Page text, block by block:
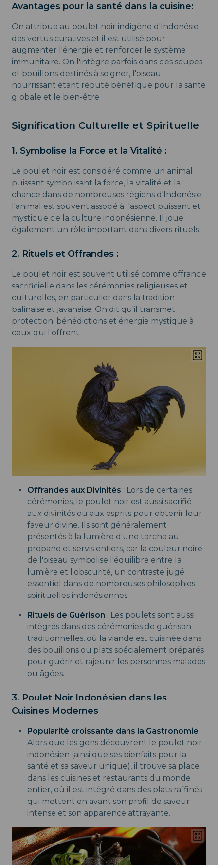
Avantages pour la santé dans la cuisine:
On attribue au poulet noir indigène d'Indonésie
des vertus curatives et il est utilisé pour
augmenter l'énergie et renforcer le système
immunitaire. On l'intègre parfois dans des soupes
et bouillons destinés à soigner, l'oiseau
nourrissant étant réputé bénéfique pour la santé
globale et le bien-être.
Signification Culturelle et Spirituelle
1. Symbolise la Force et la Vitalité :
Le poulet noir est considéré comme un animal
puissant symbolisant la force, la vitalité et la
chance dans de nombreuses régions d'Indonésie;
l'animal est souvent associé à l'aspect puissant et
mystique de la culture indonésienne. Il joue
également un rôle important dans divers rituels.
2. Rituels et Offrandes :
Le poulet noir est souvent utilisé comme offrande
sacrificielle dans les cérémonies religieuses et
culturelles, en particulier dans la tradition
balinaise et javanaise. On dit qu'il transmet
protection, bénédictions et énergie mystique à
ceux qui l'offrent.
Offrandes aux Divinités : Lors de certaines
cérémonies, le poulet noir est aussi sacrifié
aux divinités ou aux esprits pour obtenir leur
faveur divine. Ils sont généralement
présentés à la lumière d'une torche au
propane et servis entiers, car la couleur noire
de l'oiseau symbolise l'équilibre entre la
lumière et l'obscurité, un contraste jugé
essentiel dans de nombreuses philosophies
spirituelles indonésiennes.
Rituels de Guérison : Les poulets sont aussi
intégrés dans des cérémonies de guérison
traditionnelles, où la viande est cuisinée dans
des bouillons ou plats spécialement préparés
pour guérir et rajeunir les personnes malades
ou âgées.
3. Poulet Noir Indonésien dans les
Cuisines Modernes
Popularité croissante dans la Gastronomie :
Alors que les gens découvrent le poulet noir
indonésien (ainsi que ses bienfaits pour la
santé et sa saveur unique), il trouve sa place
dans les cuisines et restaurants du monde
entier, où il est intégré dans des plats raffinés
qui mettent en avant son profil de saveur
intense et son apparence attrayante.